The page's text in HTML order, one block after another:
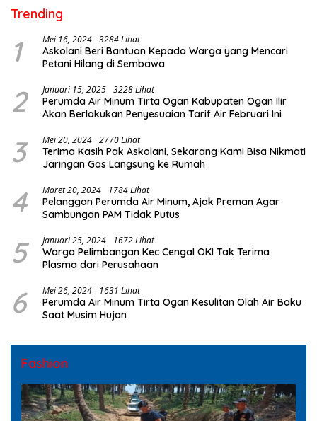
Trending
1 Mei 16, 2024 3284 Lihat
Askolani Beri Bantuan Kepada Warga yang Mencari
Petani Hilang di Sembawa
2 Januari 15, 2025 3228 Lihat
Perumda Air Minum Tirta Ogan Kabupaten Ogan Ilir
Akan Berlakukan Penyesuaian Tarif Air Februari Ini
3 Mei 20, 2024 2770 Lihat
Terima Kasih Pak Askolani, Sekarang Kami Bisa Nikmati
Jaringan Gas Langsung ke Rumah
4 Maret 20, 2024 1784 Lihat
Pelanggan Perumda Air Minum, Ajak Preman Agar
Sambungan PAM Tidak Putus
5 Januari 25, 2024 1672 Lihat
Warga Pelimbangan Kec Cengal OKI Tak Terima
Plasma dari Perusahaan
6 Mei 26, 2024 1631 Lihat
Perumda Air Minum Tirta Ogan Kesulitan Olah Air Baku
Saat Musim Hujan
Fashion